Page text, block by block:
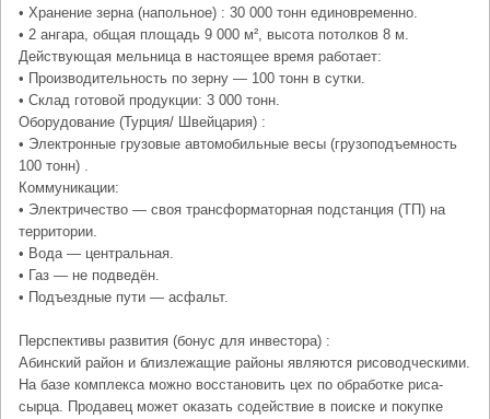
• Хранение зерна (напольное) : 30 000 тонн единовременно.
• 2 ангара, общая площадь 9 000 м², высота потолков 8 м.
Действующая мельница в настоящее время работает:
• Производительность по зерну — 100 тонн в сутки.
• Склад готовой продукции: 3 000 тонн.
Оборудование (Турция/ Швейцария) :
• Электронные грузовые автомобильные весы (грузоподъемность
100 тонн) .
Коммуникации:
• Электричество — своя трансформаторная подстанция (ТП) на
территории.
• Вода — центральная.
• Газ — не подведён.
• Подъездные пути — асфальт.
Перспективы развития (бонус для инвестора) :
Абинский район и близлежащие районы являются рисоводческими.
На базе комплекса можно восстановить цех по обработке риса-
сырца. Продавец может оказать содействие в поиске и покупке